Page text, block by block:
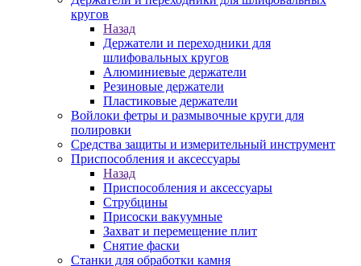
кругов
Назад
Держатели и переходники для
шлифовальных кругов
Алюминиевые держатели
Резиновые держатели
Пластиковые держатели
Войлоки фетры и размывочные круги для
полировки
Средства защиты и измерительный инструмент
Приспособления и аксессуары
Назад
Приспособления и аксессуары
Струбцины
Присоски вакуумные
Захват и перемещение плит
Снятие фаски
Станки для обработки камня